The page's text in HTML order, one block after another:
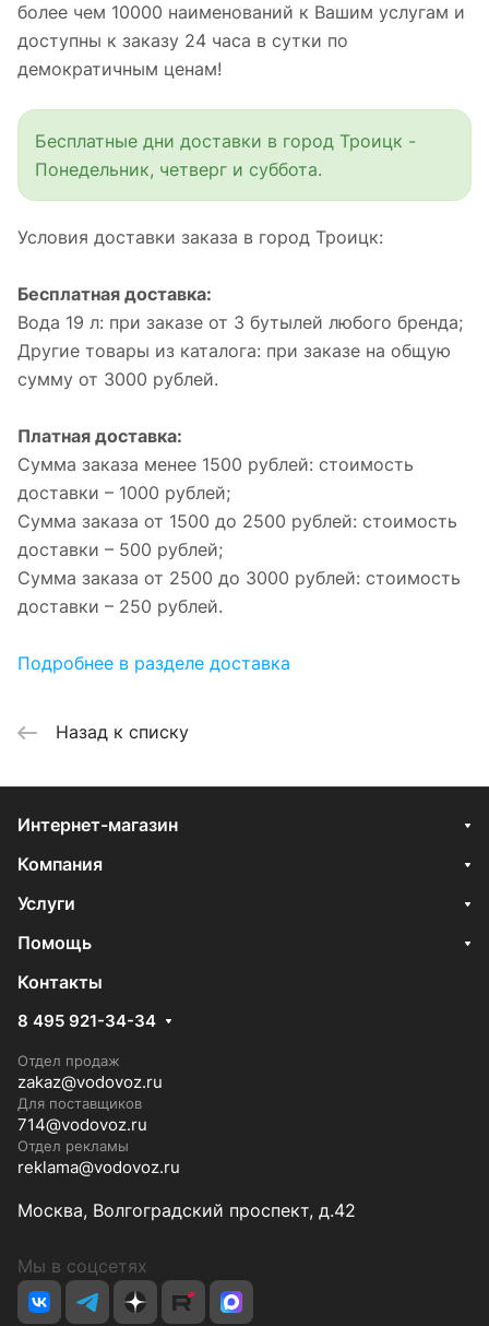
более чем 10000 наименований к Вашим услугам и
доступны к заказу 24 часа в сутки по
демократичным ценам!
Бесплатные дни доставки в город Троицк -
Понедельник, четверг и суббота.
Условия доставки заказа в город Троицк:
Бесплатная доставка:
Вода 19 л: при заказе от 3 бутылей любого бренда;
Другие товары из каталога: при заказе на общую
сумму от 3000 рублей.
Платная доставка:
Сумма заказа менее 1500 рублей: стоимость
доставки – 1000 рублей;
Сумма заказа от 1500 до 2500 рублей: стоимость
доставки – 500 рублей;
Сумма заказа от 2500 до 3000 рублей: стоимость
доставки – 250 рублей.
Подробнее в разделе доставка
Назад к списку
Интернет-магазин
Компания
Услуги
Помощь
Контакты
8 495 921-34-34
Отдел продаж
zakaz@vodovoz.ru
Для поставщиков
714@vodovoz.ru
Отдел рекламы
reklama@vodovoz.ru
Москва, Волгоградский проспект, д.42
Мы в соцсетях